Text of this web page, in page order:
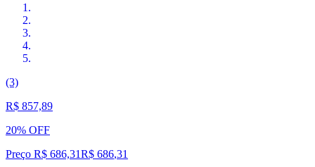
(3)
R$ 857,89
20% OFF
Preço R$ 686,31R$ 686,31